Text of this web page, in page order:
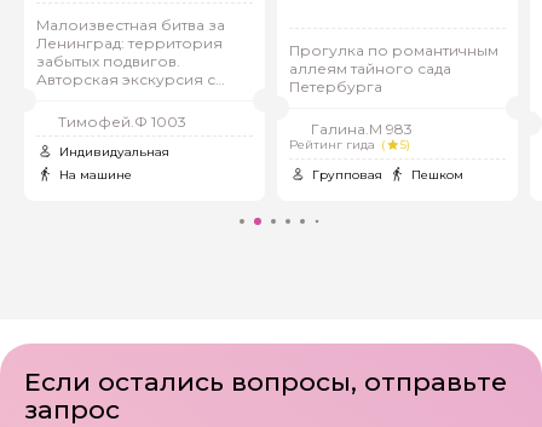
Малоизвестная битва за
Ленинград: территория
забытых подвигов.
Авторская экскурсия с
Тимофей.Ф 1003
Индивидуальная
На машине
Прогулка по романтичным
аллеям тайного сада
Петербурга
Галина.М 983
Рейтинг гида (
5)
Групповая
Пешком
Если остались вопросы, отправьте
запрос